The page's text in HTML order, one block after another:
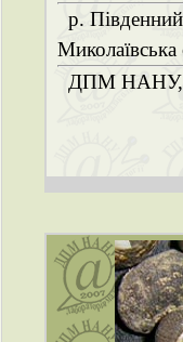
р.
ДПМ НАНУ,